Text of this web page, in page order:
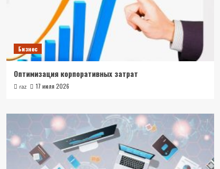
Бизнес
Оптимизация корпоративных затрат
raz 17 июля 2026